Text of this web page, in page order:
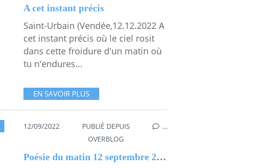
A cet instant précis
Saint-Urbain (Vendée,12.12.2022 A
cet instant précis où le ciel rosit
dans cette froidure d'un matin où
tu n'endures...
EN SAVOIR PLUS
VENDÉE12/09/2022
PUBLIÉ DEPUIS
OVERBLOG
…
Poésie du matin 12 septembre 2022